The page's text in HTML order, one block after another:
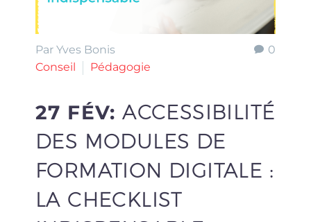
0
Par Yves Bonis
Conseil
Pédagogie
27 FÉV:ACCESSIBILITÉ
DES MODULES DE
FORMATION DIGITALE :
LA CHECKLIST